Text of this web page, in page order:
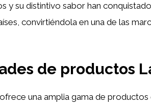
y su distintivo sabor han
convirtiéndola en una de las
de productos
ofrece una amplia gama de productos